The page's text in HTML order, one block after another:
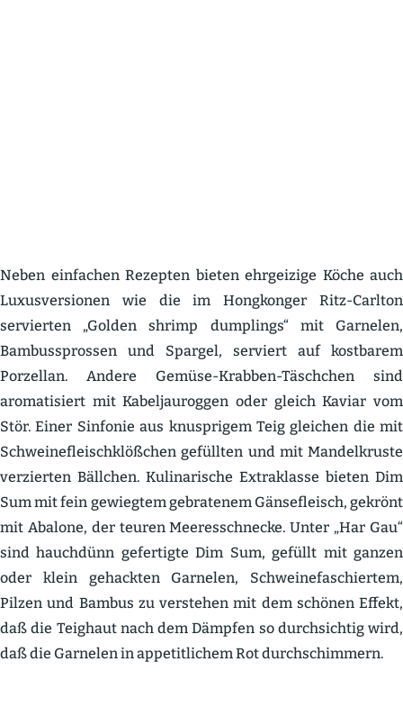
Neben einfachen Rezepten bieten ehrgeizige Köche auch
Luxus­ver­sionen wie die im Hongkonger Ritz-Carlton
servierten „Golden shrimp dumplings“ mit Garnelen,
Bambus­sprossen und Spargel, serviert auf kostbarem
Porzellan. Andere Gemüse-Krabben-Täschchen sind
aroma­ti­siert mit Kabel­jau­roggen oder gleich Kaviar vom
Stör. Einer Sinfonie aus knusp­rigem Teig gleichen die mit
Schwei­ne­fleisch­klößchen gefüllten und mit Mandel­kruste
verzierten Bällchen. Kulina­rische Extra­klasse bieten Dim
Sum mit fein gewiegtem gebra­tenem Gänse­fleisch, gekrönt
mit Abalone, der teuren Meeres­schnecke. Unter „Har Gau“
sind hauchdünn gefer­tigte Dim Sum, gefüllt mit ganzen
oder klein gehackten Garnelen, Schwei­ne­fa­schiertem,
Pilzen und Bambus zu verstehen mit dem schönen Effekt,
daß die Teighaut nach dem Dämpfen so durch­sichtig wird,
daß die Garnelen in appetit­lichem Rot durch­schimmern.